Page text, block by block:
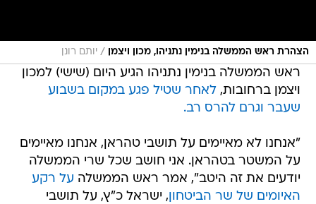
הצהרת ראש הממשלה בנימין נתניהו, מכון ויצמן / יותם רונן
ראש הממשלה בנימין נתניהו הגיע היום (שישי) למכון
ויצמן ברחובות,לאחר שטיל פגע במקום בשבוע
שעבר וגרם להרס רב.
"אנחנו לא מאיימים על תושבי טהראן, אנחנו מאיימים
על המשטר בטהראן. אני חושב שכל שרי הממשלה
יודעים את זה היטב", אמר ראש הממשלה על רקע
האיומים של שר הביטחון, ישראל כ"ץ, על תושבי